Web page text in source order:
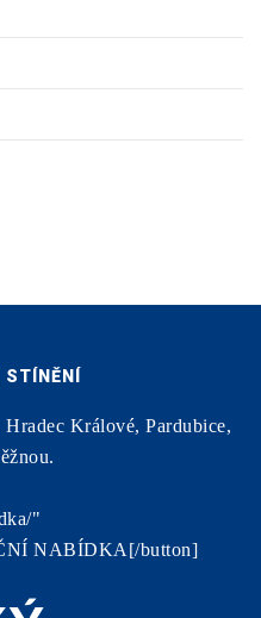
Králové, Pardubice,
"
NABÍDKA[/button]